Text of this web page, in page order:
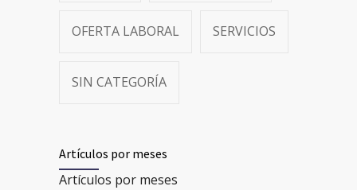
OFERTA LABORAL SERVICIOS
SIN CATEGORÍA
Artículos por meses
Artículos por meses